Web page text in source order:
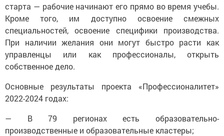
старта — рабочие начинают его прямо во время учебы.
Кроме того, им доступно освоение смежных
специальностей, освоение специфики производства.
При наличии желания они могут быстро расти как
управленцы или как профессионалы, открыть
собственное дело.
Основные результаты проекта «Профессионалитет»
2022-2024 годах:
— В 79 регионах есть образовательно-
производственные и образовательные кластеры;